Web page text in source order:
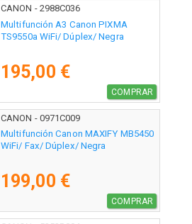
CANON - 2988C036
Multifunción A3 Canon PIXMA
TS9550a WiFi/ Dúplex/ Negra
195,00 €
COMPRAR
CANON - 0971C009
Multifunción Canon MAXIFY MB5450
WiFi/ Fax/ Dúplex/ Negra
199,00 €
COMPRAR